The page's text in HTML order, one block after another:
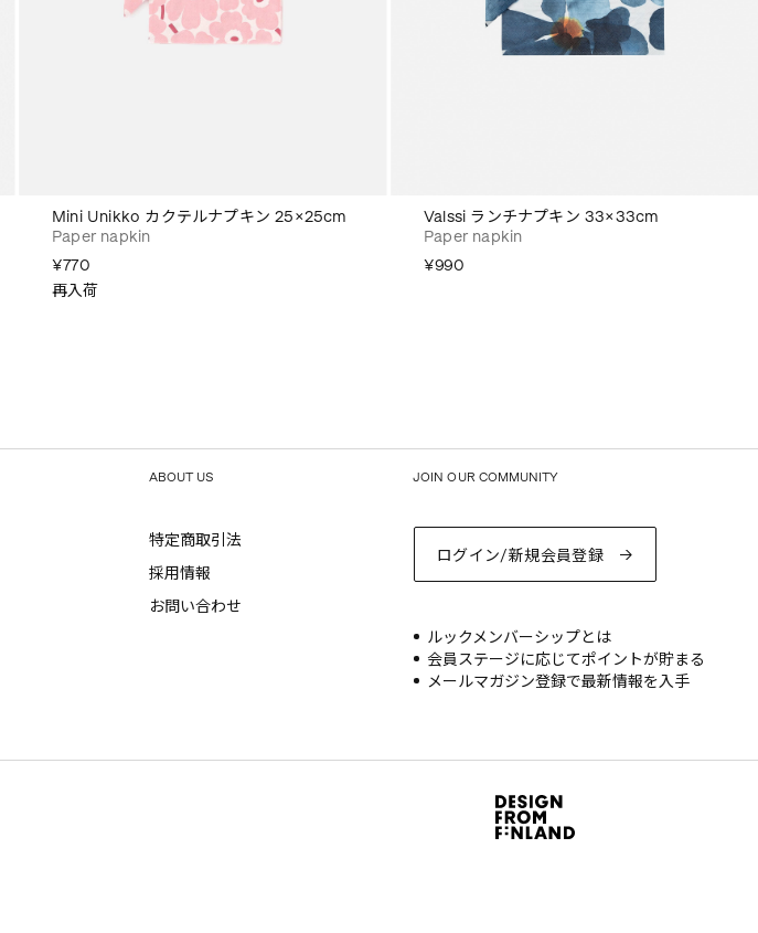
Mini Unikko カクテルナプキン 25×25cm
Paper napkin
¥770
再入荷
Valssi ランチナプキン 33×33cm
Paper napkin
¥990
ABOUT US
特定商取引法
採用情報
お問い合わせ
JOIN OUR COMMUNITY
ログイン/新規会員登録
ルックメンバーシップとは
会員ステージに応じてポイントが貯まる
メールマガジン登録で最新情報を入手